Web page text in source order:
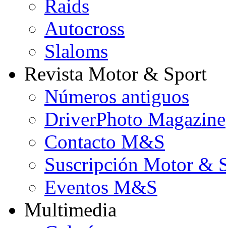
Raids
Autocross
Slaloms
Revista Motor & Sport
Números antiguos
DriverPhoto Magazine
Contacto M&S
Suscripción Motor &
Eventos M&S
Multimedia